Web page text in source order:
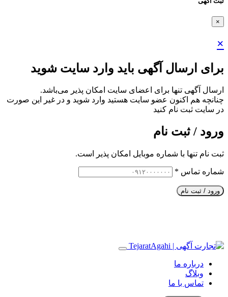
×
×
برای ارسال آگهی باید وارد سایت شوید
ارسال آگهی تنها برای اعضای سایت امکان پذیر می‌باشد.
چنانچه هم‌ اکنون عضو سایت هستید وارد شوید و در غیر این صورت
در سایت ثبت نام کنید
ورود / ثبت نام
ثبت نام تنها با شماره موبایل امکان پذیر است.
شماره تماس *
ورود / ثبت نام
درباره ما
وبلاگ
تماس با ما